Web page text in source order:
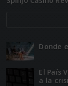
Donde
El Paí­­s
a la